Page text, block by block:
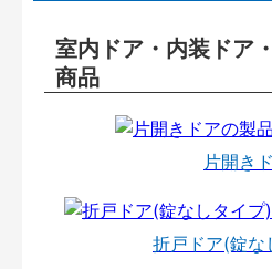
室内ドア・内装ドア
商品
片開き
折戸ドア(錠な